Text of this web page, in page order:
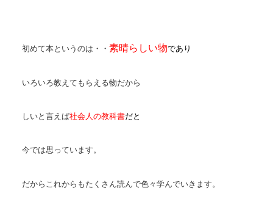
初めて本というのは・・ 素晴らしい物であり
いろいろ教えてもらえる物だから
しいと言えば社会人の教科書だと
今では思っています。
だからこれからもたくさん読んで色々学んでいきます。